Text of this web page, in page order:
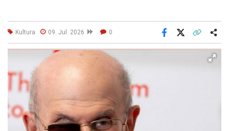
Kultura 09. Jul. 2026 0
Facebook